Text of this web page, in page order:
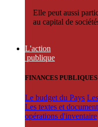
Elle peut aussi
au capital de
L'action
publique
FINANCES PUBLIQUES
Le budget du Pays
Les textes et
opérations d'inventaire